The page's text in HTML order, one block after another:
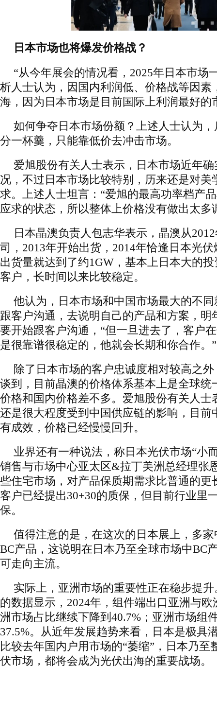
日本市场也将爆发价格战？
“从今年展会的情况看，2025年日本市场
析人士认为，因国内利润低、价格战等因素
海，因为日本市场是目前国际上利润最好的
如何争夺日本市场份额？上述人士认为
分一杯羹，只能靠低价去冲击市场。
爱旭股份有关人士表示，日本市场近年
况，不过日本市场比较特别，历来还是对美
求。上述人士坦言：“爱旭的最高功率档产
应求的状态，所以整体上价格没有做出太多
日本晶澳负责人包志华表示，晶澳从
司，2013年开始出货，2014年恰逢日本光
出货量就达到了约1GW，基本上日本大的
客户，长时间以来比较稳定。
他认为，日本市场和中国市场最大的不
跟客户沟通，去说明自己的产品和方案，明
要开始跟客户沟通，“但一旦进去了，客户
是很靠谱很稳定的，他就会长期和你合作。”
除了日本市场的客户忠诚度相对较高之
谈到，目前晶澳的价格体系基本上是全球统
价格和国内价格差不多。爱旭股份有关人士
还是很大程度受到中国供应链的影响，目前
有成效，价格已经慢慢回升。
业界还有一种说法，称日本光伏市场“小
销售与市场中心亚太区&拉丁美洲总经理张
些住宅市场，对产品保质期需求比普通的更
客户已经提出30+30的质保，但目前行业里
保。
值得注意的是，在这次的日本展上，多
BC产品，这说明在日本乃至全球市场中BC
可走向主流。
实际上，亚洲市场的重要性正在稳步提
的数据显示，2024年，组件端出口亚洲与
洲市场占比继续下降到40.7%；亚洲市场组
37.5%。从近年发展趋势来看，日本是极具
比较去年国内户用市场的“萎缩”，日本乃至
伏市场，都将会成为光伏出海的重要战场。